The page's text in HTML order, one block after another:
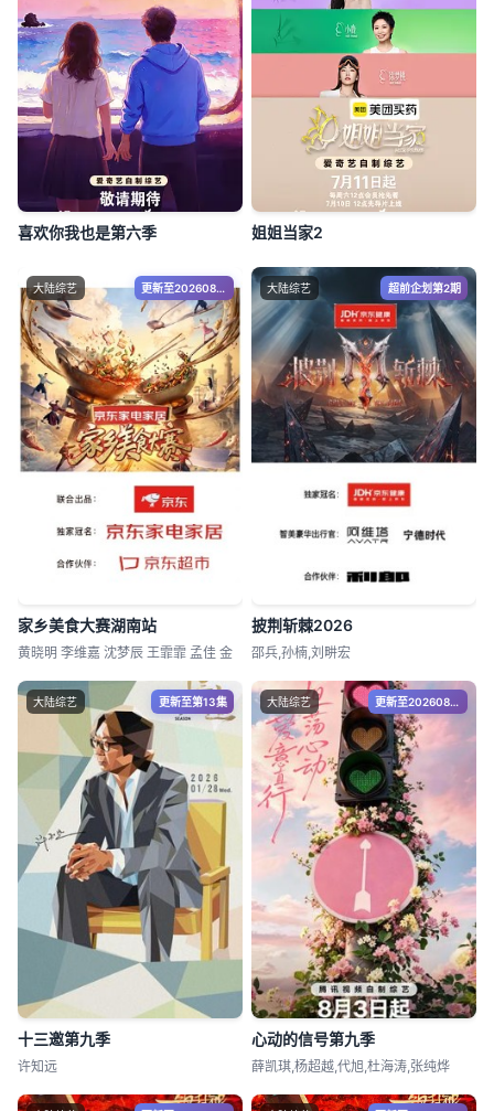
喜欢你我也是第六季 姐姐当家2
大陆综艺 更新至20260809第3集
家乡美食大赛湖南站
黄晓明 李维嘉 沈梦辰 王霏霏 孟佳 金
大陆综艺 超前企划第2期
披荆斩棘2026
邵兵,孙楠,刘畊宏
大陆综艺 更新至第13集
十三邀第九季
许知远
大陆综艺 更新至20260809期花絮特辑
心动的信号第九季
薛凯琪,杨超越,代旭,杜海涛,张纯烨